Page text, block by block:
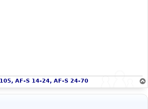
AF-S 14-24, AF-S 24-70